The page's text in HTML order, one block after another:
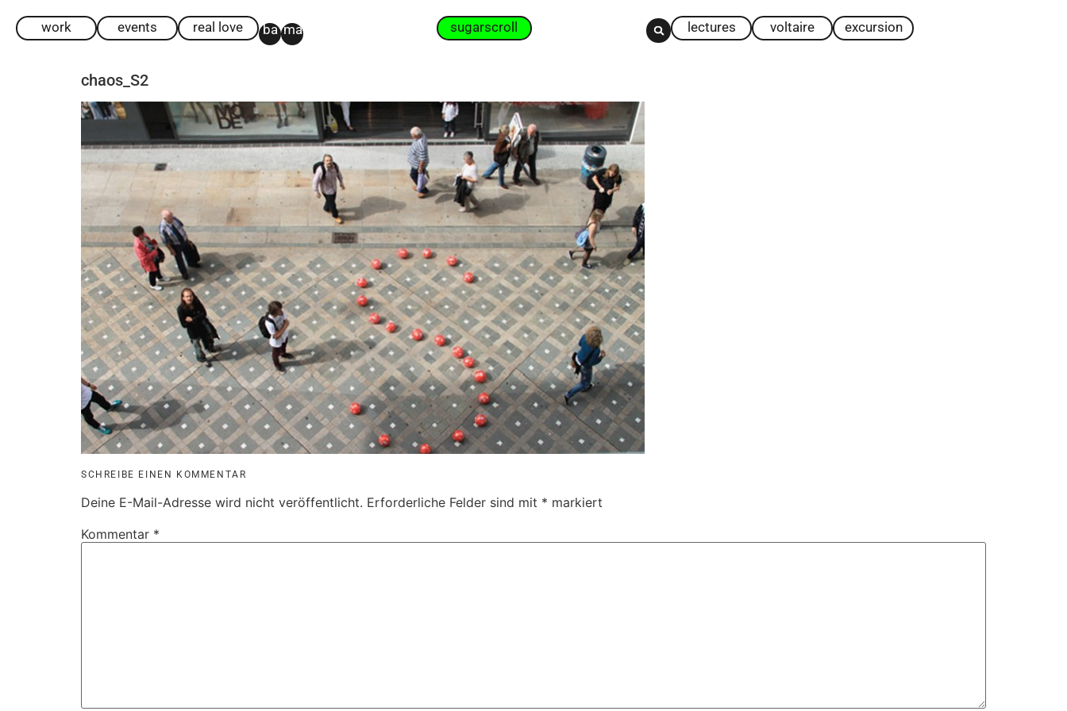
work events real love ba ma sugarscroll lectures voltaire excursion
chaos_S2
SCHREIBE EINEN KOMMENTAR
Deine E-Mail-Adresse wird nicht veröffentlicht. Erforderliche Felder sind mit * markiert
Kommentar *